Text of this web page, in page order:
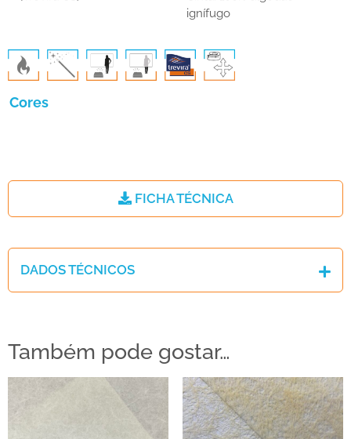
ignífugo
Cores
FICHA TÉCNICA
DADOS TÉCNICOS
Também pode gostar…